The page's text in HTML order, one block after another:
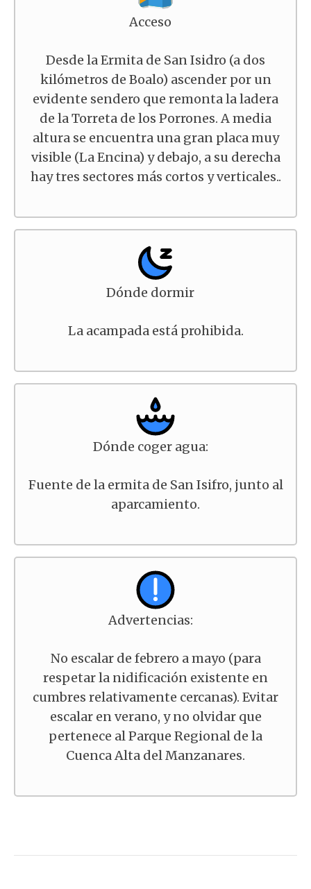
Acceso
Desde la Ermita de San Isidro (a dos
kilómetros de Boalo) ascender por un
evidente sendero que remonta la ladera
de la Torreta de los Porrones. A media
altura se encuentra una gran placa muy
visible (La Encina) y debajo, a su derecha
hay tres sectores más cortos y verticales..
Dónde dormir
La acampada está prohibida.
Dónde coger agua:
Fuente de la ermita de San Isifro, junto al
aparcamiento.
Advertencias:
No escalar de febrero a mayo (para
respetar la nidificación existente en
cumbres relativamente cercanas). Evitar
escalar en verano, y no olvidar que
pertenece al Parque Regional de la
Cuenca Alta del Manzanares.